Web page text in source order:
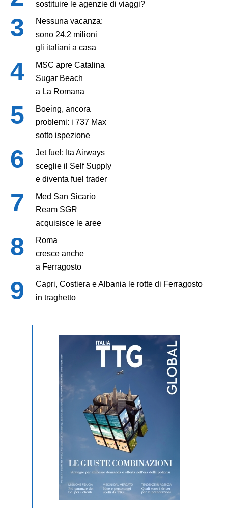
sostituire le agenzie di viaggi?
Nessuna vacanza:
sono 24,2 milioni
gli italiani a casa
MSC apre Catalina
Sugar Beach
a La Romana
Boeing, ancora
problemi: i 737 Max
sotto ispezione
Jet fuel: Ita Airways
sceglie il Self Supply
e diventa fuel trader
Med San Sicario
Ream SGR
acquisisce le aree
Roma
cresce anche
a Ferragosto
Capri, Costiera e Albania le rotte di Ferragosto
in traghetto